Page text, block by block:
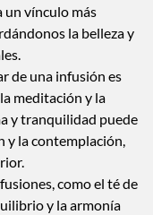
un vínculo más
la belleza y
de una infusión es
meditación y la
y tranquilidad puede
y la contemplación,
como el té de
y la armonía